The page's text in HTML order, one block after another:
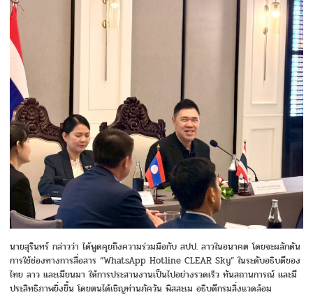
นายสุรินทร์ กล่าวว่า ได้พูดคุยถึงความร่วมมือกับ สปป. ลาวในอนาคต โดยจะผลักดัน
การใช้ช่องทางการสื่อสาร “WhatsApp Hotline CLEAR Sky” ในระดับอธิบดีของ
ไทย ลาว และเมียนมา ให้การประสานงานเป็นไปอย่างรวดเร็ว ทันสถานการณ์ และมี
ประสิทธิภาพยิ่งขึ้น โดยตนได้เชิญท่านภัควัน พิสสะเม อธิบดีกรมสิ่งแวดล้อม